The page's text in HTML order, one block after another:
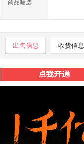
商品筛选
出售信息 收货信息